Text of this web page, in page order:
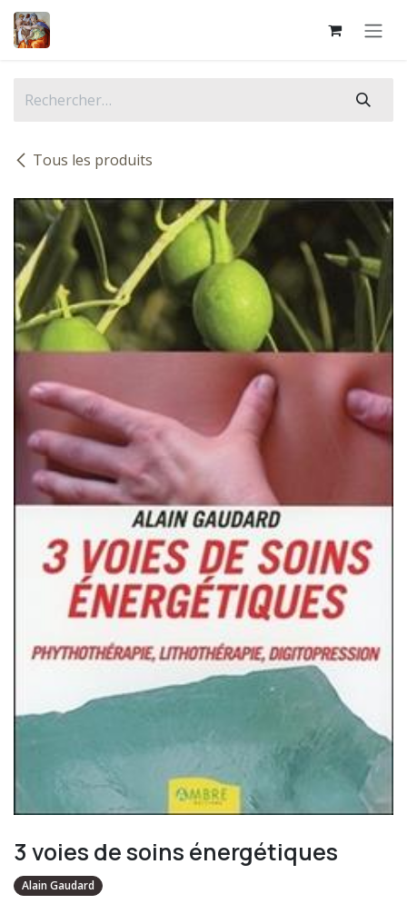
Se rendre au contenu
Tous les produits
3 voies de soins énergétiques
Alain Gaudard